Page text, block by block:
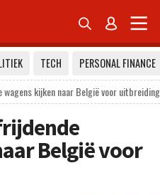
 
TECH
PERSONAL FINANCE
kijken naar België voor uitbreiding
België voor